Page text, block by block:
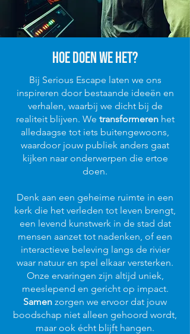
Hoe doen we het?
Bij Serious Escape laten we ons
inspireren door bestaande ideeën en
verhalen, waarbij we dicht bij de
realiteit blijven. We transformeren het
alledaagse tot iets buitengewoons,
waardoor jouw publiek anders gaat
kijken naar onderwerpen die ertoe
doen.
Denk aan een geheime ruimte in een
kerk die het verleden tot leven brengt,
een levend kunstwerk in de stad dat
mensen aanzet tot nadenken, of een
interactieve beleving langs de rivier
waar natuur en spel elkaar versterken.
Onze ervaringen zijn altijd uniek,
meeslepend en gericht op impact.
Samen zorgen we ervoor dat jouw
boodschap niet alleen gehoord wordt,
maar ook écht blijft hangen.